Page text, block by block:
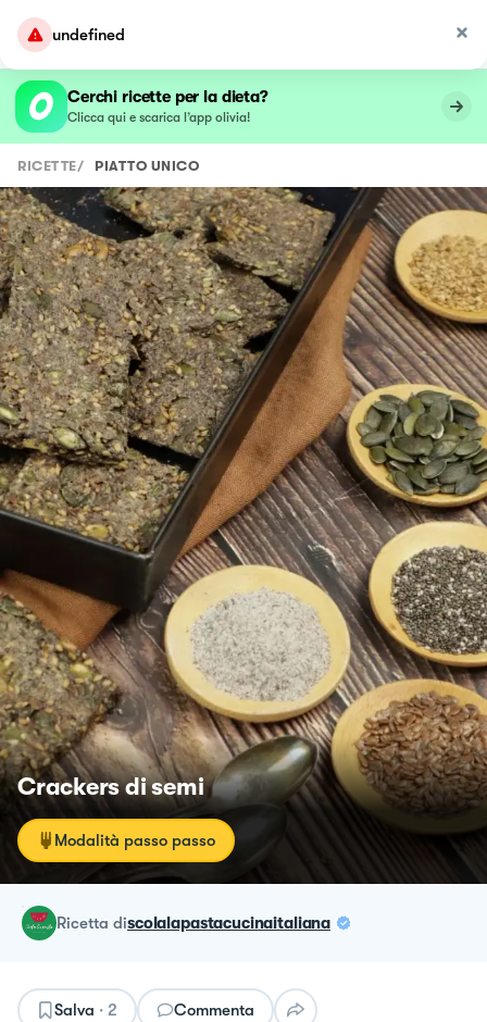
undefined
Cerchi ricette per la dieta?
Clicca qui e scarica l’app olivia!
RICETTE/ PIATTO UNICO
Crackers di semi
Modalità passo passo
ricetta discolalapastacucinaitaliana
Salva · 2 Commenta